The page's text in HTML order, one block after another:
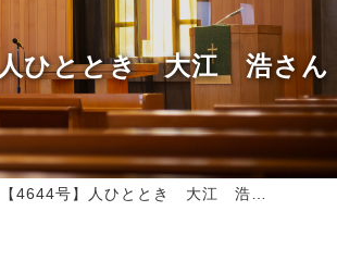
人ひととき 大江 浩さん
【4644号】人ひととき 大江 浩さん